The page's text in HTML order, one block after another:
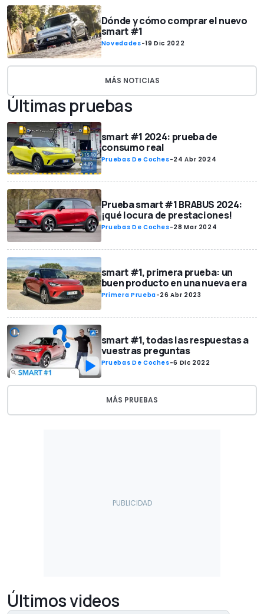
Dónde y cómo comprar el nuevo
smart #1
Novedades-19 Dic 2022
MÁS NOTICIAS
Últimas pruebas
smart #1 2024: prueba de
consumo real
Pruebas De Coches-24 Abr 2024
Prueba smart #1 BRABUS 2024:
¡qué locura de prestaciones!
Pruebas De Coches-28 Mar 2024
smart #1, primera prueba: un
buen producto en una nueva era
Primera Prueba-26 Abr 2023
smart #1, todas las respuestas a
vuestras preguntas
Pruebas De Coches-6 Dic 2022
MÁS PRUEBAS
Últimos videos